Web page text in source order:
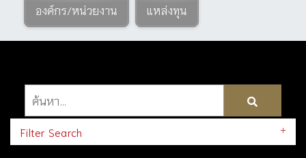
องค์กร/หน่วยงาน แหล่งทุน
Filter Search